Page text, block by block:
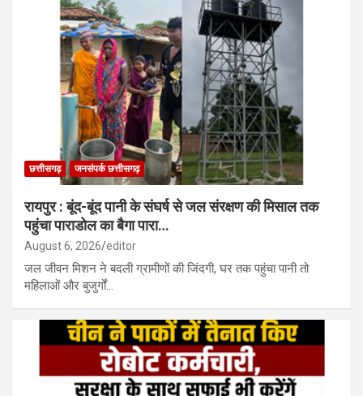
छत्तीसगढ़ जनसंपर्क छत्तीसगढ़
रायपुर : बूंद-बूंद पानी के संघर्ष से जल संरक्षण की मिसाल तक
पहुंचा पाराडोल का बैगा पारा…
August 6, 2026 editor
जल जीवन मिशन ने बदली ग्रामीणों की जिंदगी, घर तक पहुंचा पानी तो
महिलाओं और बुजुर्गों…